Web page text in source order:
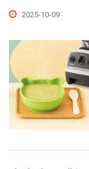
2025-10-09